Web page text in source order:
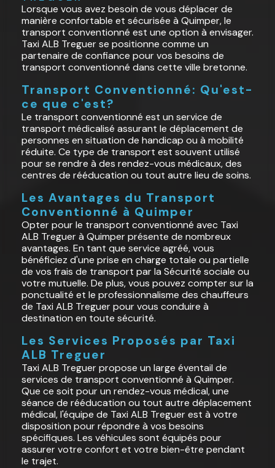
Lorsque vous avez besoin de vous déplacer de
manière confortable et sécurisée à Quimper, le
transport conventionné est une option à envisager.
Taxi ALB Treguer se positionne comme un
partenaire de confiance pour vos besoins de
transport conventionné dans cette ville bretonne.
Transport Conventionné: Qu'est-
ce que c'est?
Le transport conventionné est un service de
transport médicalisé assurant le déplacement de
personnes en situation de handicap ou à mobilité
réduite. Ce type de transport est souvent utilisé
pour se rendre à des rendez-vous médicaux, des
centres de rééducation ou tout autre lieu de soins.
Les Avantages du Transport
Conventionné à Quimper
Opter pour le transport conventionné avec Taxi
ALB Treguer à Quimper présente de nombreux
avantages. En tant que service agréé, vous
bénéficiez d'une prise en charge totale ou partielle
de vos frais de transport par la Sécurité sociale ou
votre mutuelle. De plus, vous pouvez compter sur la
ponctualité et le professionnalisme des chauffeurs
de Taxi ALB Treguer pour vous conduire à
destination en toute sécurité.
Les Services Proposés par Taxi
ALB Treguer
Taxi ALB Treguer propose un large éventail de
services de transport conventionné à Quimper.
Que ce soit pour un rendez-vous médical, une
séance de rééducation ou tout autre déplacement
médical, l'équipe de Taxi ALB Treguer est à votre
disposition pour répondre à vos besoins
spécifiques. Les véhicules sont équipés pour
assurer votre confort et votre bien-être pendant
le trajet.